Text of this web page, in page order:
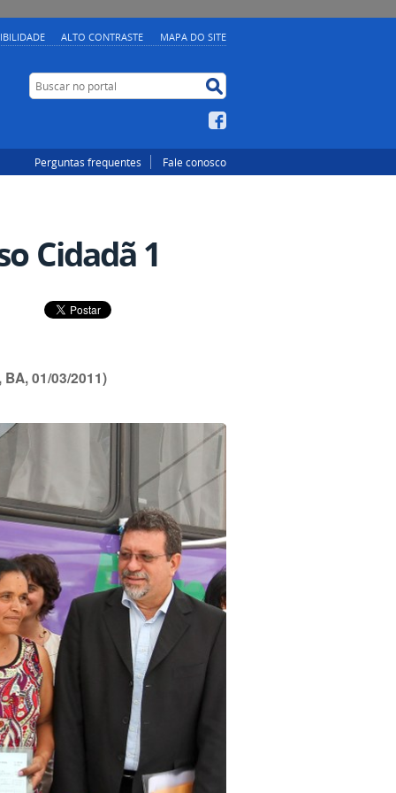
ALTO CONTRASTE MAPA DO SITE
Buscar no portal
Perguntas frequentes Fale conosco
Cidadã 1
01/03/2011)